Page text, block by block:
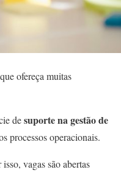
ofereça muitas
desuporte na gestão de
processos operacionais.
vagas são abertas